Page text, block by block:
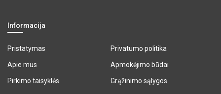
Informacija
Pristatymas Privatumo politika
Apie mus Apmokėjimo būdai
Pirkimo taisyklės Grąžinimo sąlygos